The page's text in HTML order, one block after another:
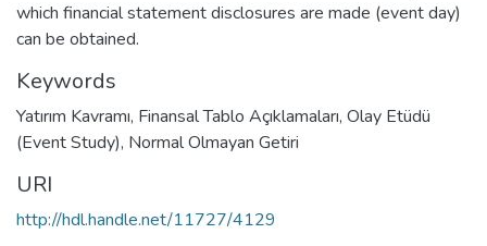
which financial statement disclosures are made (event day)
can be obtained.
Keywords
Yatırım Kavramı, Finansal Tablo Açıklamaları, Olay Etüdü
(Event Study), Normal Olmayan Getiri
URI
http://hdl.handle.net/11727/4129